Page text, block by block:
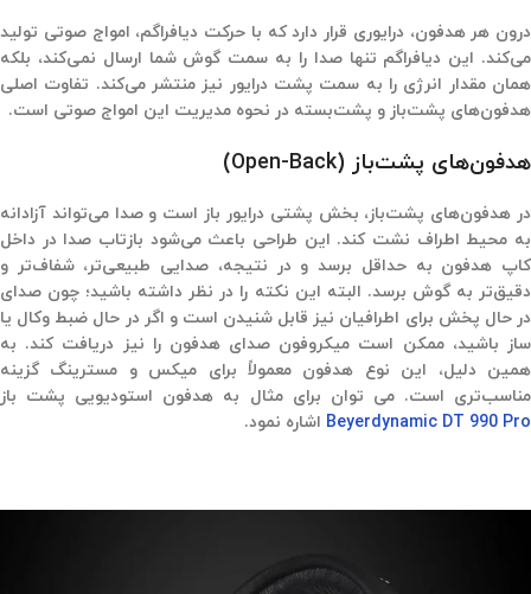
درون هر هدفون، درایوری قرار دارد که با حرکت دیافراگم، امواج صوتی تولید
می‌کند. این دیافراگم تنها صدا را به سمت گوش شما ارسال نمی‌کند، بلکه
همان مقدار انرژی را به سمت پشت درایور نیز منتشر می‌کند. تفاوت اصلی
هدفون‌های پشت‌باز و پشت‌بسته در نحوه مدیریت این امواج صوتی است.
هدفون‌های پشت‌باز (Open-Back)
در هدفون‌های پشت‌باز، بخش پشتی درایور باز است و صدا می‌تواند آزادانه
به محیط اطراف نشت کند. این طراحی باعث می‌شود بازتاب صدا در داخل
کاپ هدفون به حداقل برسد و در نتیجه، صدایی طبیعی‌تر، شفاف‌تر و
دقیق‌تر به گوش برسد. البته این نکته را در نظر داشته باشید؛ چون صدای
در حال پخش برای اطرافیان نیز قابل شنیدن است و اگر در حال ضبط وکال یا
ساز باشید، ممکن است میکروفون صدای هدفون را نیز دریافت کند. به
همین دلیل، این نوع هدفون معمولاً برای میکس و مسترینگ گزینه
مناسب‌تری است. می توان برای مثال به هدفون استودیویی پشت باز
Beyerdynamic DT 990 Pro اشاره نمود.